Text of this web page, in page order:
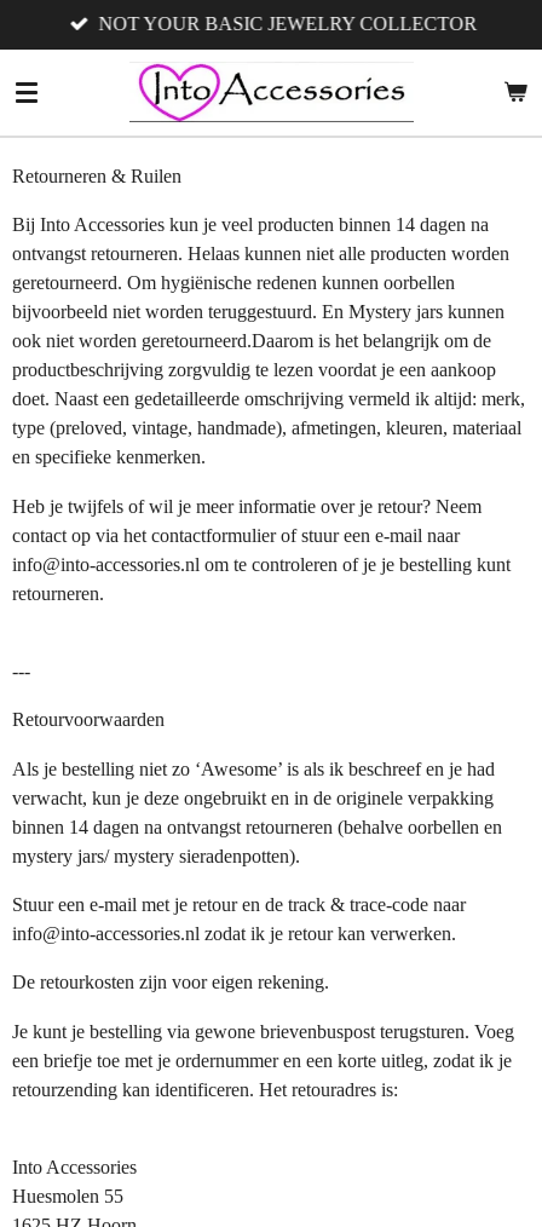
direct
naar
hoofdinhoud
NOT YOUR BASIC JEWELRY COLLECTOR
Retourneren & Ruilen
Bij Into Accessories kun je veel producten binnen 14 dagen na
ontvangst retourneren. Helaas kunnen niet alle producten worden
geretourneerd. Om hygiënische redenen kunnen oorbellen
bijvoorbeeld niet worden teruggestuurd. En Mystery jars kunnen
ook niet worden geretourneerd.Daarom is het belangrijk om de
productbeschrijving zorgvuldig te lezen voordat je een aankoop
doet. Naast een gedetailleerde omschrijving vermeld ik altijd: merk,
type (preloved, vintage, handmade), afmetingen, kleuren, materiaal
en specifieke kenmerken.
Heb je twijfels of wil je meer informatie over je retour? Neem
contact op via het contactformulier of stuur een e-mail naar
info@into-accessories.nl om te controleren of je je bestelling kunt
retourneren.
---
Retourvoorwaarden
Als je bestelling niet zo ‘Awesome’ is als ik beschreef en je had
verwacht, kun je deze ongebruikt en in de originele verpakking
binnen 14 dagen na ontvangst retourneren (behalve oorbellen en
mystery jars/ mystery sieradenpotten).
Stuur een e-mail met je retour en de track & trace-code naar
info@into-accessories.nl zodat ik je retour kan verwerken.
De retourkosten zijn voor eigen rekening.
Je kunt je bestelling via gewone brievenbuspost terugsturen. Voeg
een briefje toe met je ordernummer en een korte uitleg, zodat ik je
retourzending kan identificeren. Het retouradres is:
Into Accessories
Huesmolen 55